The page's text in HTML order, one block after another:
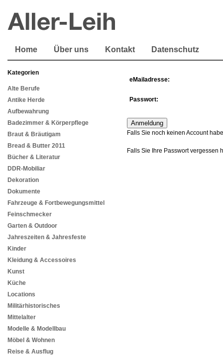
Home Über uns Kontakt Datenschutz
Kategorien
Alte Berufe
Antike Herde
Aufbewahrung
Badezimmer & Körperpflege
Braut & Bräutigam
Bread & Butter 2011
Bücher & Literatur
DDR-Mobiliar
Dekoration
Dokumente
Fahrzeuge & Fortbewegungsmittel
Feinschmecker
Garten & Outdoor
Jahreszeiten & Jahresfeste
Kinder
Kleidung & Accessoires
Kunst
Küche
Locations
Militärhistorisches
Mittelalter
Modelle & Modellbau
Möbel & Wohnen
Reise & Ausflug
eMailadresse:
Passwort:
Falls Sie noch keinen Account
Falls Sie Ihre Passwort vergessen